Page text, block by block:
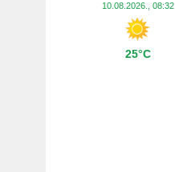
10.08.2026., 08:32
25°C